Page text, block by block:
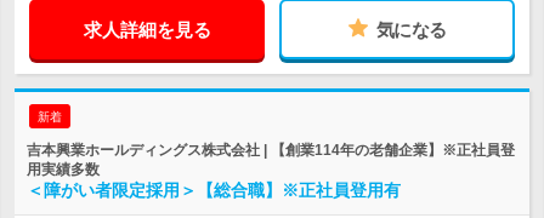
求人詳細を見る 気になる
新着
吉本興業ホールディングス株式会社 | 【創業114年の老舗企業】※正社員登
用実績多数
＜障がい者限定採用＞【総合職】※正社員登用有